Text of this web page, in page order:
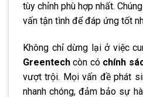
tùy chỉnh phù hợp nhất.
vấn tận tình để đáp ứng tốt
Không chỉ dừng lại ở việc
Greentech còn có chính
vượt trội. Mọi vấn đề phát
nhanh chóng, đảm bảo sự